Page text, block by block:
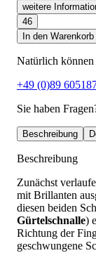
weitere
46
In den Warenkorb
Natürlich können
+49 (0)89
Sie haben
Beschreibung
Beschreibung
Zunächst
mit Brillanten
diesen beiden
Gürtelschnalle)
Richtung der
geschwungene